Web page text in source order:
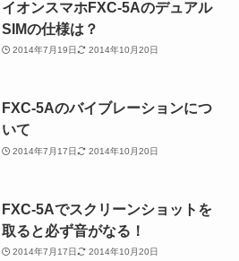
イオンスマホFXC-5Aのデュアル
SIMの仕様は？
2014年7月19日 2014年10月20日
FXC-5Aのバイブレーションにつ
いて
2014年7月17日 2014年10月20日
FXC-5Aでスクリーンショットを
取ると必ず音がなる！
2014年7月17日 2014年10月20日